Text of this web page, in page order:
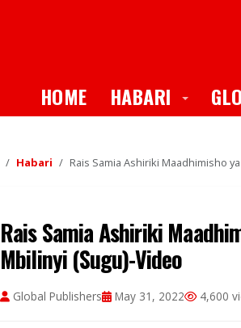
HOME HABARI Toggle
Habari Rais Samia Ashiriki Maadhimisho
Rais Samia Ashiriki
Mbilinyi (Sugu)-Video
Global Publishers May 31, 2022 4,600